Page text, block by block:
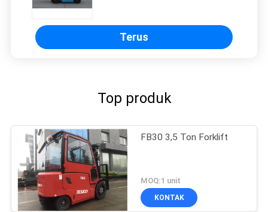
Terus
Top produk
FB30 3,5 Ton Forklift
MOQ:1 unit
KONTAK